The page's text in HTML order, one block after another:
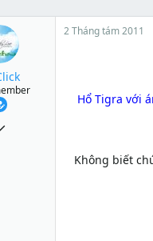
2 Tháng tám 2011
Hổ Tigra với
Không biết